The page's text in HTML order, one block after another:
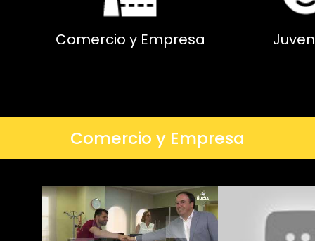
Comercio y Empresa
Comercio y Empresa